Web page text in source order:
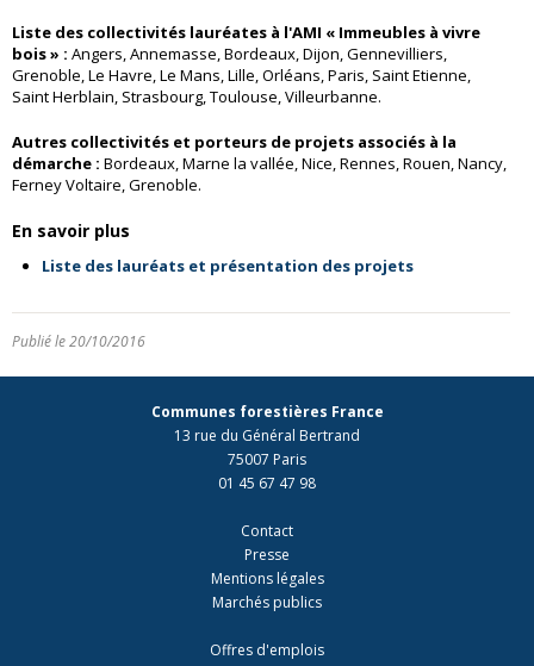
Liste des collectivités lauréates à l'AMI « Immeubles à vivre
bois » : Angers, Annemasse, Bordeaux, Dijon, Gennevilliers,
Grenoble, Le Havre, Le Mans, Lille, Orléans, Paris, Saint Etienne,
Saint Herblain, Strasbourg, Toulouse, Villeurbanne.
Autres collectivités et porteurs de projets associés à la
démarche : Bordeaux, Marne la vallée, Nice, Rennes, Rouen, Nancy,
Ferney Voltaire, Grenoble.
En savoir plus
Liste des lauréats et présentation des projets
Publié le 20/10/2016
Communes forestières France
13 rue du Général Bertrand
75007 Paris
01 45 67 47 98
Contact
Presse
Mentions légales
Marchés publics
Offres d'emplois